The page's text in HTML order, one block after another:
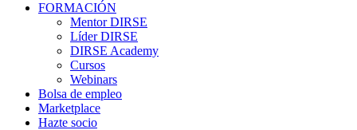
FORMACIÓN
Mentor DIRSE
Líder DIRSE
DIRSE Academy
Cursos
Webinars
Bolsa de empleo
Marketplace
Hazte socio